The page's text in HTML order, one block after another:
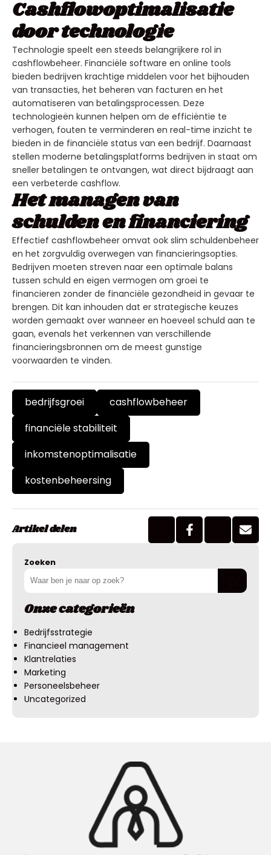
Cashflowoptimalisatie
door technologie
Technologie speelt een steeds belangrijkere rol in
cashflowbeheer. Financiële software en online tools
bieden bedrijven krachtige middelen voor het bijhouden
van transacties, het beheren van facturen en het
automatiseren van betalingsprocessen. Deze
technologieën kunnen helpen om de efficiëntie te
verhogen, fouten te verminderen en real-time inzicht te
bieden in de financiële status van een bedrijf. Daarnaast
stellen moderne betalingsplatforms bedrijven in staat om
sneller betalingen te ontvangen, wat direct bijdraagt aan
een verbeterde cashflow.
Het managen van
schulden en financiering
Effectief cashflowbeheer omvat ook slim schuldenbeheer
en het zorgvuldig overwegen van financieringsopties.
Bedrijven moeten streven naar een optimale balans
tussen schuld en eigen vermogen om groei te
financieren zonder de financiële gezondheid in gevaar te
brengen. Dit kan inhouden dat er strategische keuzes
worden gemaakt over wanneer en hoeveel schuld aan te
gaan, evenals het verkennen van verschillende
financieringsbronnen om de meest gunstige
voorwaarden te vinden.
bedrijfsgroei
cashflowbeheer
financiële stabiliteit
inkomstenoptimalisatie
kostenbeheersing
Artikel delen
Zoeken
Onze categorieën
Bedrijfsstrategie
Financieel management
Klantrelaties
Marketing
Personeelsbeheer
Uncategorized